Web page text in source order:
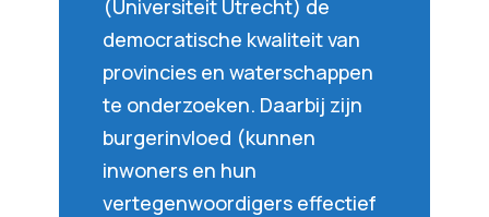
(Universiteit Utrecht) de
democratische kwaliteit van
provincies en waterschappen
te onderzoeken. Daarbij zijn
burgerinvloed (kunnen
inwoners en hun
vertegenwoordigers effectief